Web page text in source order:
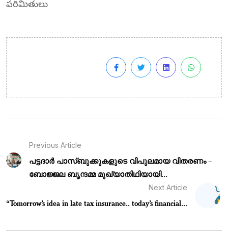
​పరిమితులు
Previous Article
പട്ടദാർ പാസ്ബുക്കുകളുടെ വിപുലമായ വിതരണം –
ബോജ്ജല ബൃന്ദമ്മ മുഖ്യാതിഥിയായി...
Next Article
“Tomorrow’s idea in late tax insurance.. today’s financial...